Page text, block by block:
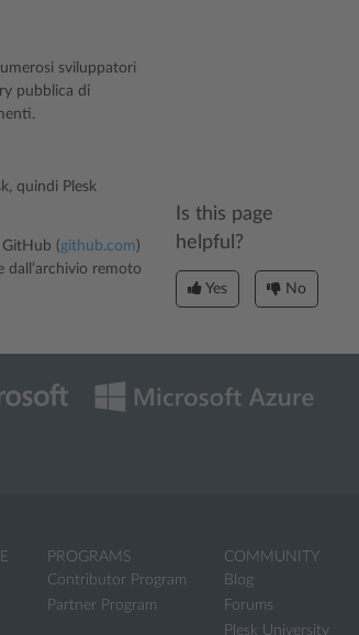
sviluppatori
pubblica di
quindi Plesk
(github.com)
dall’archivio remoto
Is this page
helpful?
Yes No
PROGRAMS
Contributor Program
Partner Program
COMMUNITY
Blog
Forums
Plesk University